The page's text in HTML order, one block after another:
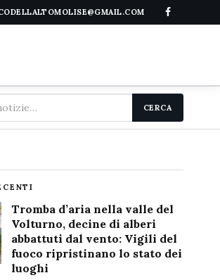
CERCA
Tromba d’aria nella valle del
Volturno, decine di alberi
abbattuti dal vento: Vigili del
fuoco ripristinano lo stato dei
luoghi